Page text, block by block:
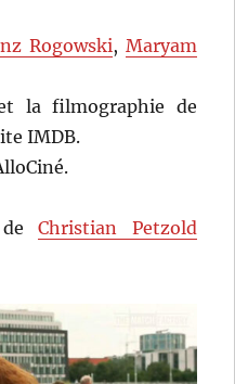
Rogowski, Maryam
la filmographie de
IMDB.
deChristian Petzold